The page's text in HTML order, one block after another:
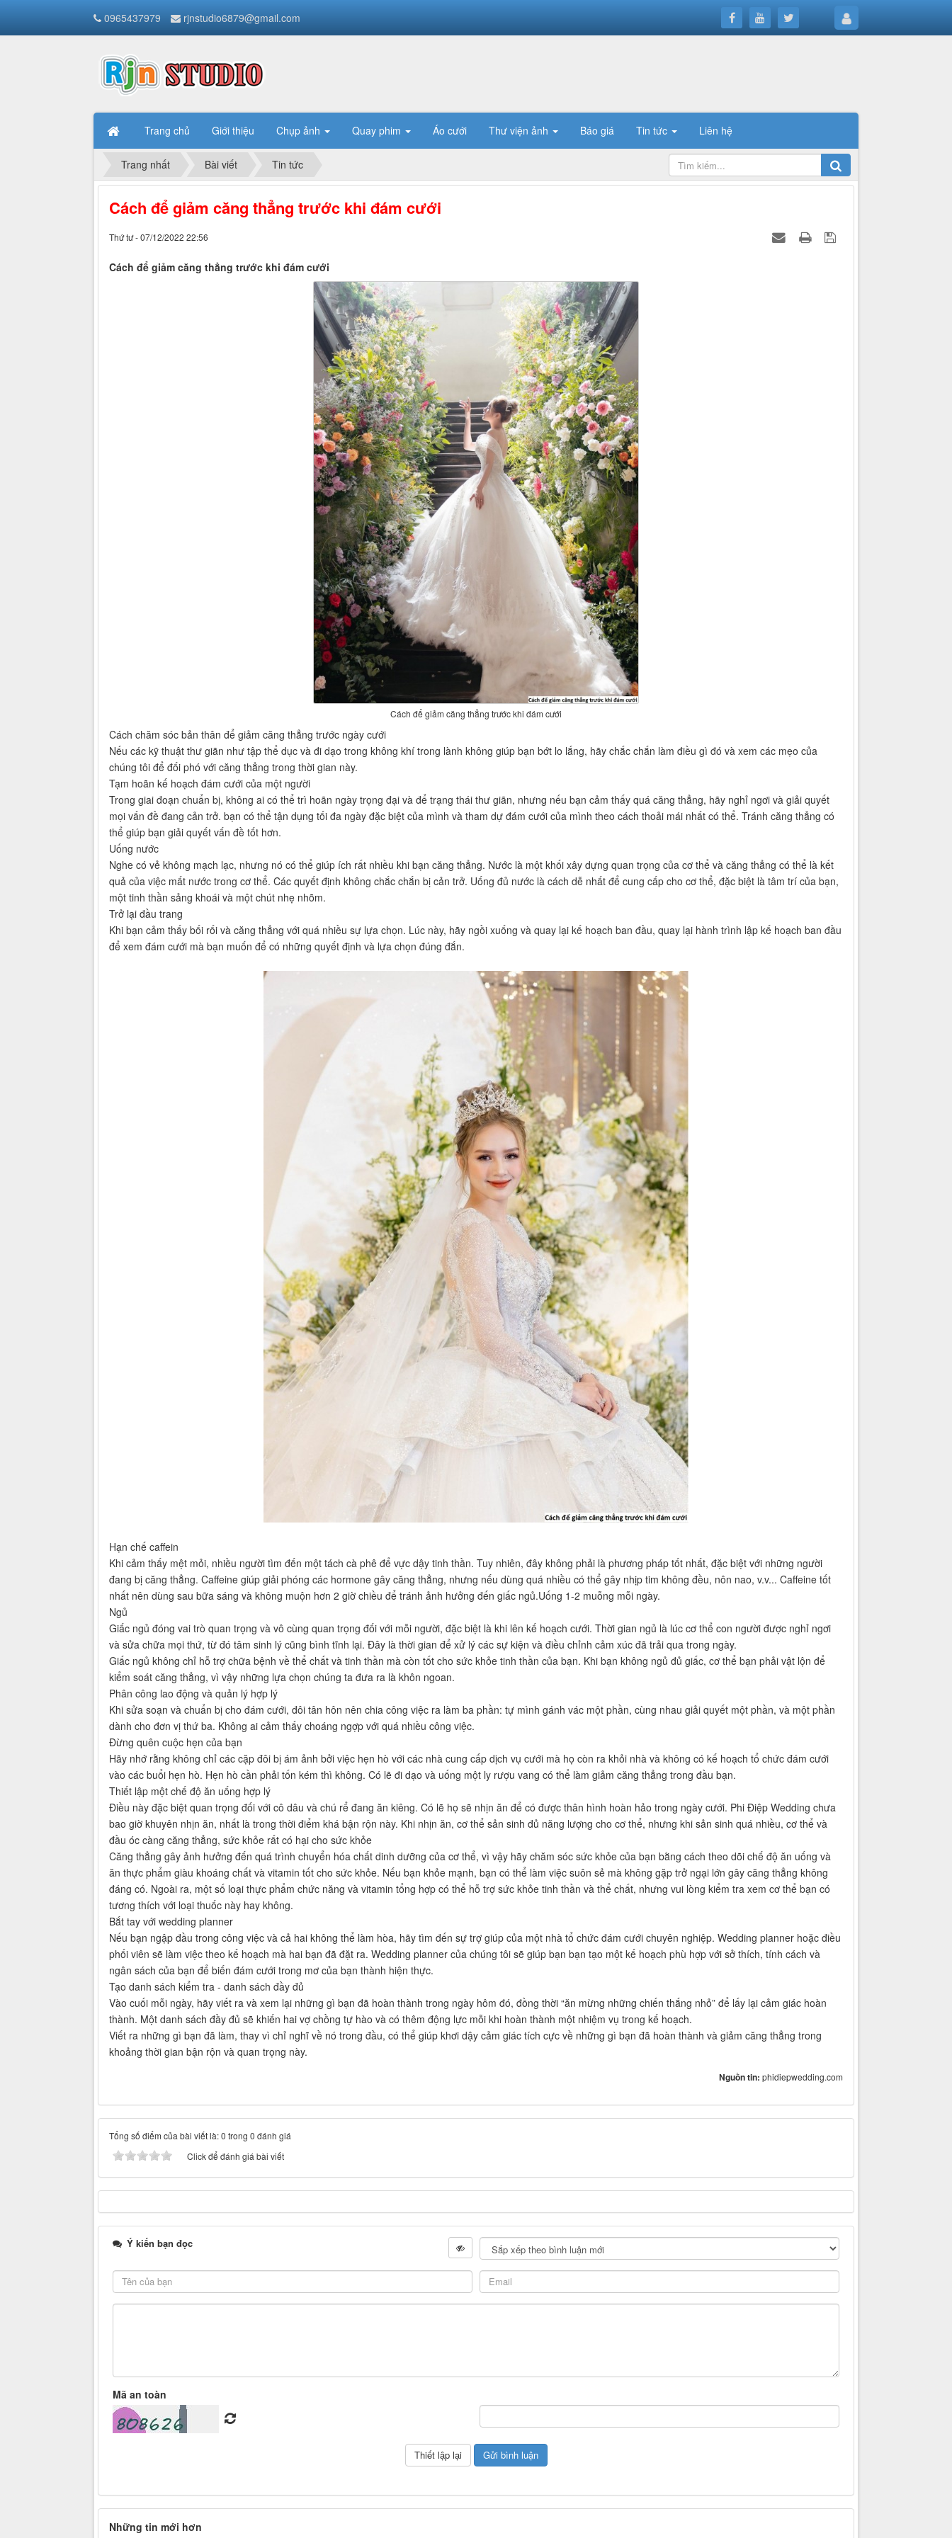
0965437979 rjnstudio6879@gmail.com
Trang chủ Giới thiệu Chụp ảnh Quay phim Áo cưới Thư viện ảnh Báo giá Tin tức Liên hệ
Trang nhất Bài viết Tin tức
Cách để giảm căng thẳng trước khi đám cưới
Thứ tư - 07/12/2022 22:56
Cách để giảm căng thẳng trước khi đám cưới
Cách để giảm căng thẳng trước khi đám cưới
Cách chăm sóc bản thân để giảm căng thẳng trước ngày cưới
Nếu các kỹ thuật thư giãn như tập thể dục và đi dạo trong không khí trong lành không giúp bạn bớt lo lắng, hãy chắc chắn làm điều gì đó và xem các mẹo của
chúng tôi để đối phó với căng thẳng trong thời gian này.
Tạm hoãn kế hoạch đám cưới của một người
Trong giai đoạn chuẩn bị, không ai có thể trì hoãn ngày trọng đại và để trạng thái thư giãn, nhưng nếu bạn cảm thấy quá căng thẳng, hãy nghỉ ngơi và giải quyết
mọi vấn đề đang cản trở. bạn có thể tận dụng tối đa ngày đặc biệt của mình và tham dự đám cưới của mình theo cách thoải mái nhất có thể. Tránh căng thẳng có
thể giúp bạn giải quyết vấn đề tốt hơn.
Uống nước
Nghe có vẻ không mạch lạc, nhưng nó có thể giúp ích rất nhiều khi bạn căng thẳng. Nước là một khối xây dựng quan trọng của cơ thể và căng thẳng có thể là kết
quả của việc mất nước trong cơ thể. Các quyết định không chắc chắn bị cản trở. Uống đủ nước là cách dễ nhất để cung cấp cho cơ thể, đặc biệt là tâm trí của bạn,
một tinh thần sảng khoái và một chút nhẹ nhõm.
Trở lại đầu trang
Khi bạn cảm thấy bối rối và căng thẳng với quá nhiều sự lựa chọn. Lúc này, hãy ngồi xuống và quay lại kế hoạch ban đầu, quay lại hành trình lập kế hoạch ban đầu
để xem đám cưới mà bạn muốn để có những quyết định và lựa chọn đúng đắn.
Hạn chế caffein
Khi cảm thấy mệt mỏi, nhiều người tìm đến một tách cà phê để vực dậy tinh thần. Tuy nhiên, đây không phải là phương pháp tốt nhất, đặc biệt với những người
đang bị căng thẳng. Caffeine giúp giải phóng các hormone gây căng thẳng, nhưng nếu dùng quá nhiều có thể gây nhịp tim không đều, nôn nao, v.v... Caffeine tốt
nhất nên dùng sau bữa sáng và không muộn hơn 2 giờ chiều để tránh ảnh hưởng đến giấc ngủ.Uống 1-2 muỗng mỗi ngày.
Ngủ
Giấc ngủ đóng vai trò quan trọng và vô cùng quan trọng đối với mỗi người, đặc biệt là khi lên kế hoạch cưới. Thời gian ngủ là lúc cơ thể con người được nghỉ ngơi
và sửa chữa mọi thứ, từ đó tâm sinh lý cũng bình tĩnh lại. Đây là thời gian để xử lý các sự kiện và điều chỉnh cảm xúc đã trải qua trong ngày.
Giấc ngủ không chỉ hỗ trợ chữa bệnh về thể chất và tinh thần mà còn tốt cho sức khỏe tinh thần của bạn. Khi bạn không ngủ đủ giấc, cơ thể bạn phải vật lộn để
kiểm soát căng thẳng, vì vậy những lựa chọn chúng ta đưa ra là khôn ngoan.
Phân công lao động và quản lý hợp lý
Khi sửa soạn và chuẩn bị cho đám cưới, đôi tân hôn nên chia công việc ra làm ba phần: tự mình gánh vác một phần, cùng nhau giải quyết một phần, và một phần
dành cho đơn vị thứ ba. Không ai cảm thấy choáng ngợp với quá nhiều công việc.
Đừng quên cuộc hẹn của bạn
Hãy nhớ rằng không chỉ các cặp đôi bị ám ảnh bởi việc hẹn hò với các nhà cung cấp dịch vụ cưới mà họ còn ra khỏi nhà và không có kế hoạch tổ chức đám cưới
vào các buổi hẹn hò. Hẹn hò cần phải tốn kém thì không. Có lẽ đi dạo và uống một ly rượu vang có thể làm giảm căng thẳng trong đầu bạn.
Thiết lập một chế độ ăn uống hợp lý
Điều này đặc biệt quan trọng đối với cô dâu và chú rể đang ăn kiêng. Có lẽ họ sẽ nhịn ăn để có được thân hình hoàn hảo trong ngày cưới. Phi Điệp Wedding chưa
bao giờ khuyên nhịn ăn, nhất là trong thời điểm khá bận rộn này. Khi nhịn ăn, cơ thể sản sinh đủ năng lượng cho cơ thể, nhưng khi sản sinh quá nhiều, cơ thể và
đầu óc càng căng thẳng, sức khỏe rất có hại cho sức khỏe
Căng thẳng gây ảnh hưởng đến quá trình chuyển hóa chất dinh dưỡng của cơ thể, vì vậy hãy chăm sóc sức khỏe của bạn bằng cách theo dõi chế độ ăn uống và
ăn thực phẩm giàu khoáng chất và vitamin tốt cho sức khỏe. Nếu bạn khỏe mạnh, bạn có thể làm việc suôn sẻ mà không gặp trở ngại lớn gây căng thẳng không
đáng có. Ngoài ra, một số loại thực phẩm chức năng và vitamin tổng hợp có thể hỗ trợ sức khỏe tinh thần và thể chất, nhưng vui lòng kiểm tra xem cơ thể bạn có
tương thích với loại thuốc này hay không.
Bắt tay với wedding planner
Nếu bạn ngập đầu trong công việc và cả hai không thể làm hòa, hãy tìm đến sự trợ giúp của một nhà tổ chức đám cưới chuyên nghiệp. Wedding planner hoặc điều
phối viên sẽ làm việc theo kế hoạch mà hai bạn đã đặt ra. Wedding planner của chúng tôi sẽ giúp bạn bạn tạo một kế hoạch phù hợp với sở thích, tính cách và
ngân sách của bạn để biến đám cưới trong mơ của bạn thành hiện thực.
Tạo danh sách kiểm tra - danh sách đầy đủ
Vào cuối mỗi ngày, hãy viết ra và xem lại những gì bạn đã hoàn thành trong ngày hôm đó, đồng thời “ăn mừng những chiến thắng nhỏ” để lấy lại cảm giác hoàn
thành. Một danh sách đầy đủ sẽ khiến hai vợ chồng tự hào và có thêm động lực mỗi khi hoàn thành một nhiệm vụ trong kế hoạch.
Viết ra những gì bạn đã làm, thay vì chỉ nghĩ về nó trong đầu, có thể giúp khơi dậy cảm giác tích cực về những gì bạn đã hoàn thành và giảm căng thẳng trong
khoảng thời gian bận rộn và quan trọng này.
Nguồn tin: phidiepwedding.com
Tổng số điểm của bài viết là: 0 trong 0 đánh giá
Click để đánh giá bài viết
Ý kiến bạn đọc
Mã an toàn
Những tin mới hơn